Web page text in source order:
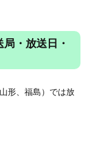
・放送日・
形、福島）では放